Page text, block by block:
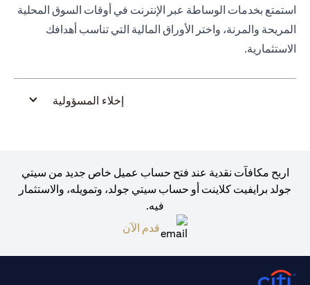
استمتع بخدمات الوساطة عبر الإنترنت في أوقات السوق المحلية
المريحة والمرنة، واختر الأوراق المالية التي تناسب أهدافك
الاستثمارية.
إخلاء المسؤولية
اربح مكافآت نقدية عند فتح حساب عميل خاص جديد من سيتي
جولد برايفيت كلاينت أو حساب سيتي جولد، وتمويله، والاستثمار
فيه.
قدم الآن